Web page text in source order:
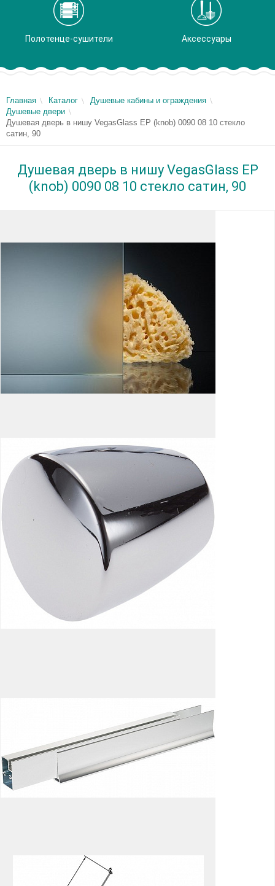
Полотенце-сушители Аксессуары
Главная Каталог
Душевые кабины и ограждения
Душевые двери
Душевая дверь в нишу VegasGlass EP (knob) 0090 08 10 стекло
сатин, 90
Душевая дверь в нишу VegasGlass EP
(knob) 0090 08 10 стекло сатин, 90